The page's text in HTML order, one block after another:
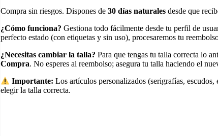
Compra sin riesgos. Dispones de 30 días naturales desde que
¿Cómo funciona? Gestiona todo fácilmente desde tu perfil de
perfecto estado (con etiquetas y sin uso), procesaremos tu
¿Necesitas cambiar la talla? Para que tengas tu talla correcta lo
Compra. No esperes al reembolso; asegura tu talla haciendo el
Importante: Los artículos personalizados (serigrafías,
elegir la talla correcta.